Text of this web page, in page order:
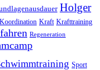
Holger
Koordination Kraft Krafttraining
Regeneration
Sport